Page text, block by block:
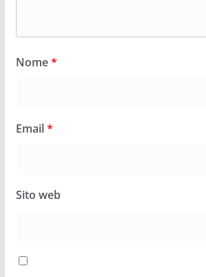
Nome*
Email*
Sito web